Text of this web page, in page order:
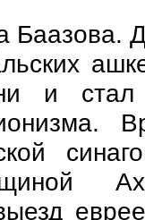
Баазова.
и стал